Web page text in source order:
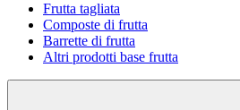
Frutta tagliata
Composte di frutta
Barrette di frutta
Altri prodotti base frutta